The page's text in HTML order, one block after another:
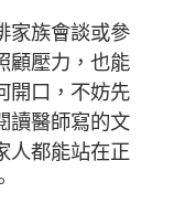
家族會談或參
顧壓力，也能
開口，不妨先
讀醫師寫的文
人都能站在正